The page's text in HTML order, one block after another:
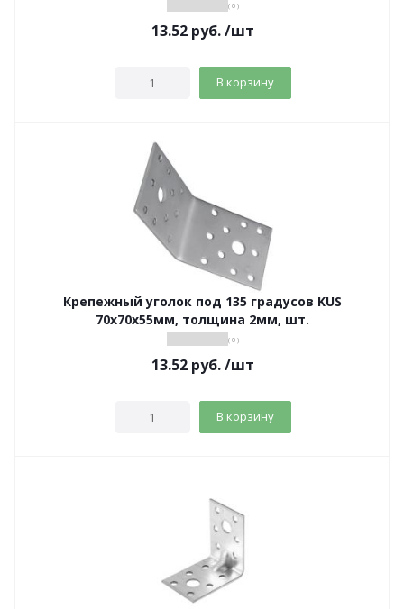
( 0 )
13.52руб. /шт
В корзину
Крепежный уголок под 135 градусов KUS
70х70х55мм, толщина 2мм, шт.
( 0 )
13.52руб. /шт
В корзину